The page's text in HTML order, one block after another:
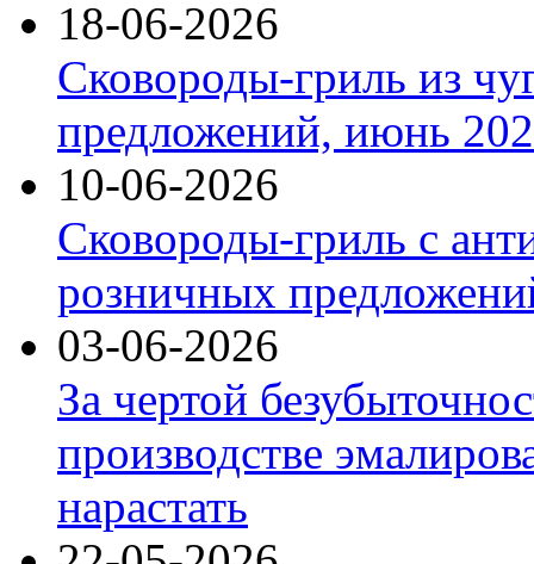
18-06-2026
Сковороды-гриль из
предложений, июнь
10-06-2026
Сковороды-гриль с
розничных
03-06-2026
За чертой
производстве
нарастать